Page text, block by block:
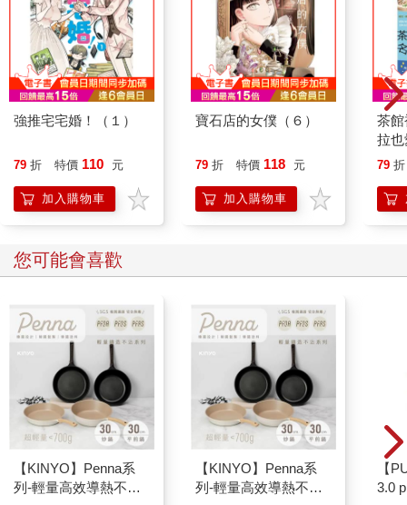
強推宅宅婚！（１）
79 折 特價 110 元
加入購物車
寶石店的女僕（６）
79 折 特價 118 元
加入購物車
茶
拉
網
79 折
您可能會喜歡
【KINYO】Penna系
列-輕量高效導熱不沾
【KINYO】Penna系
列-輕量高效導熱不沾
【
3.0